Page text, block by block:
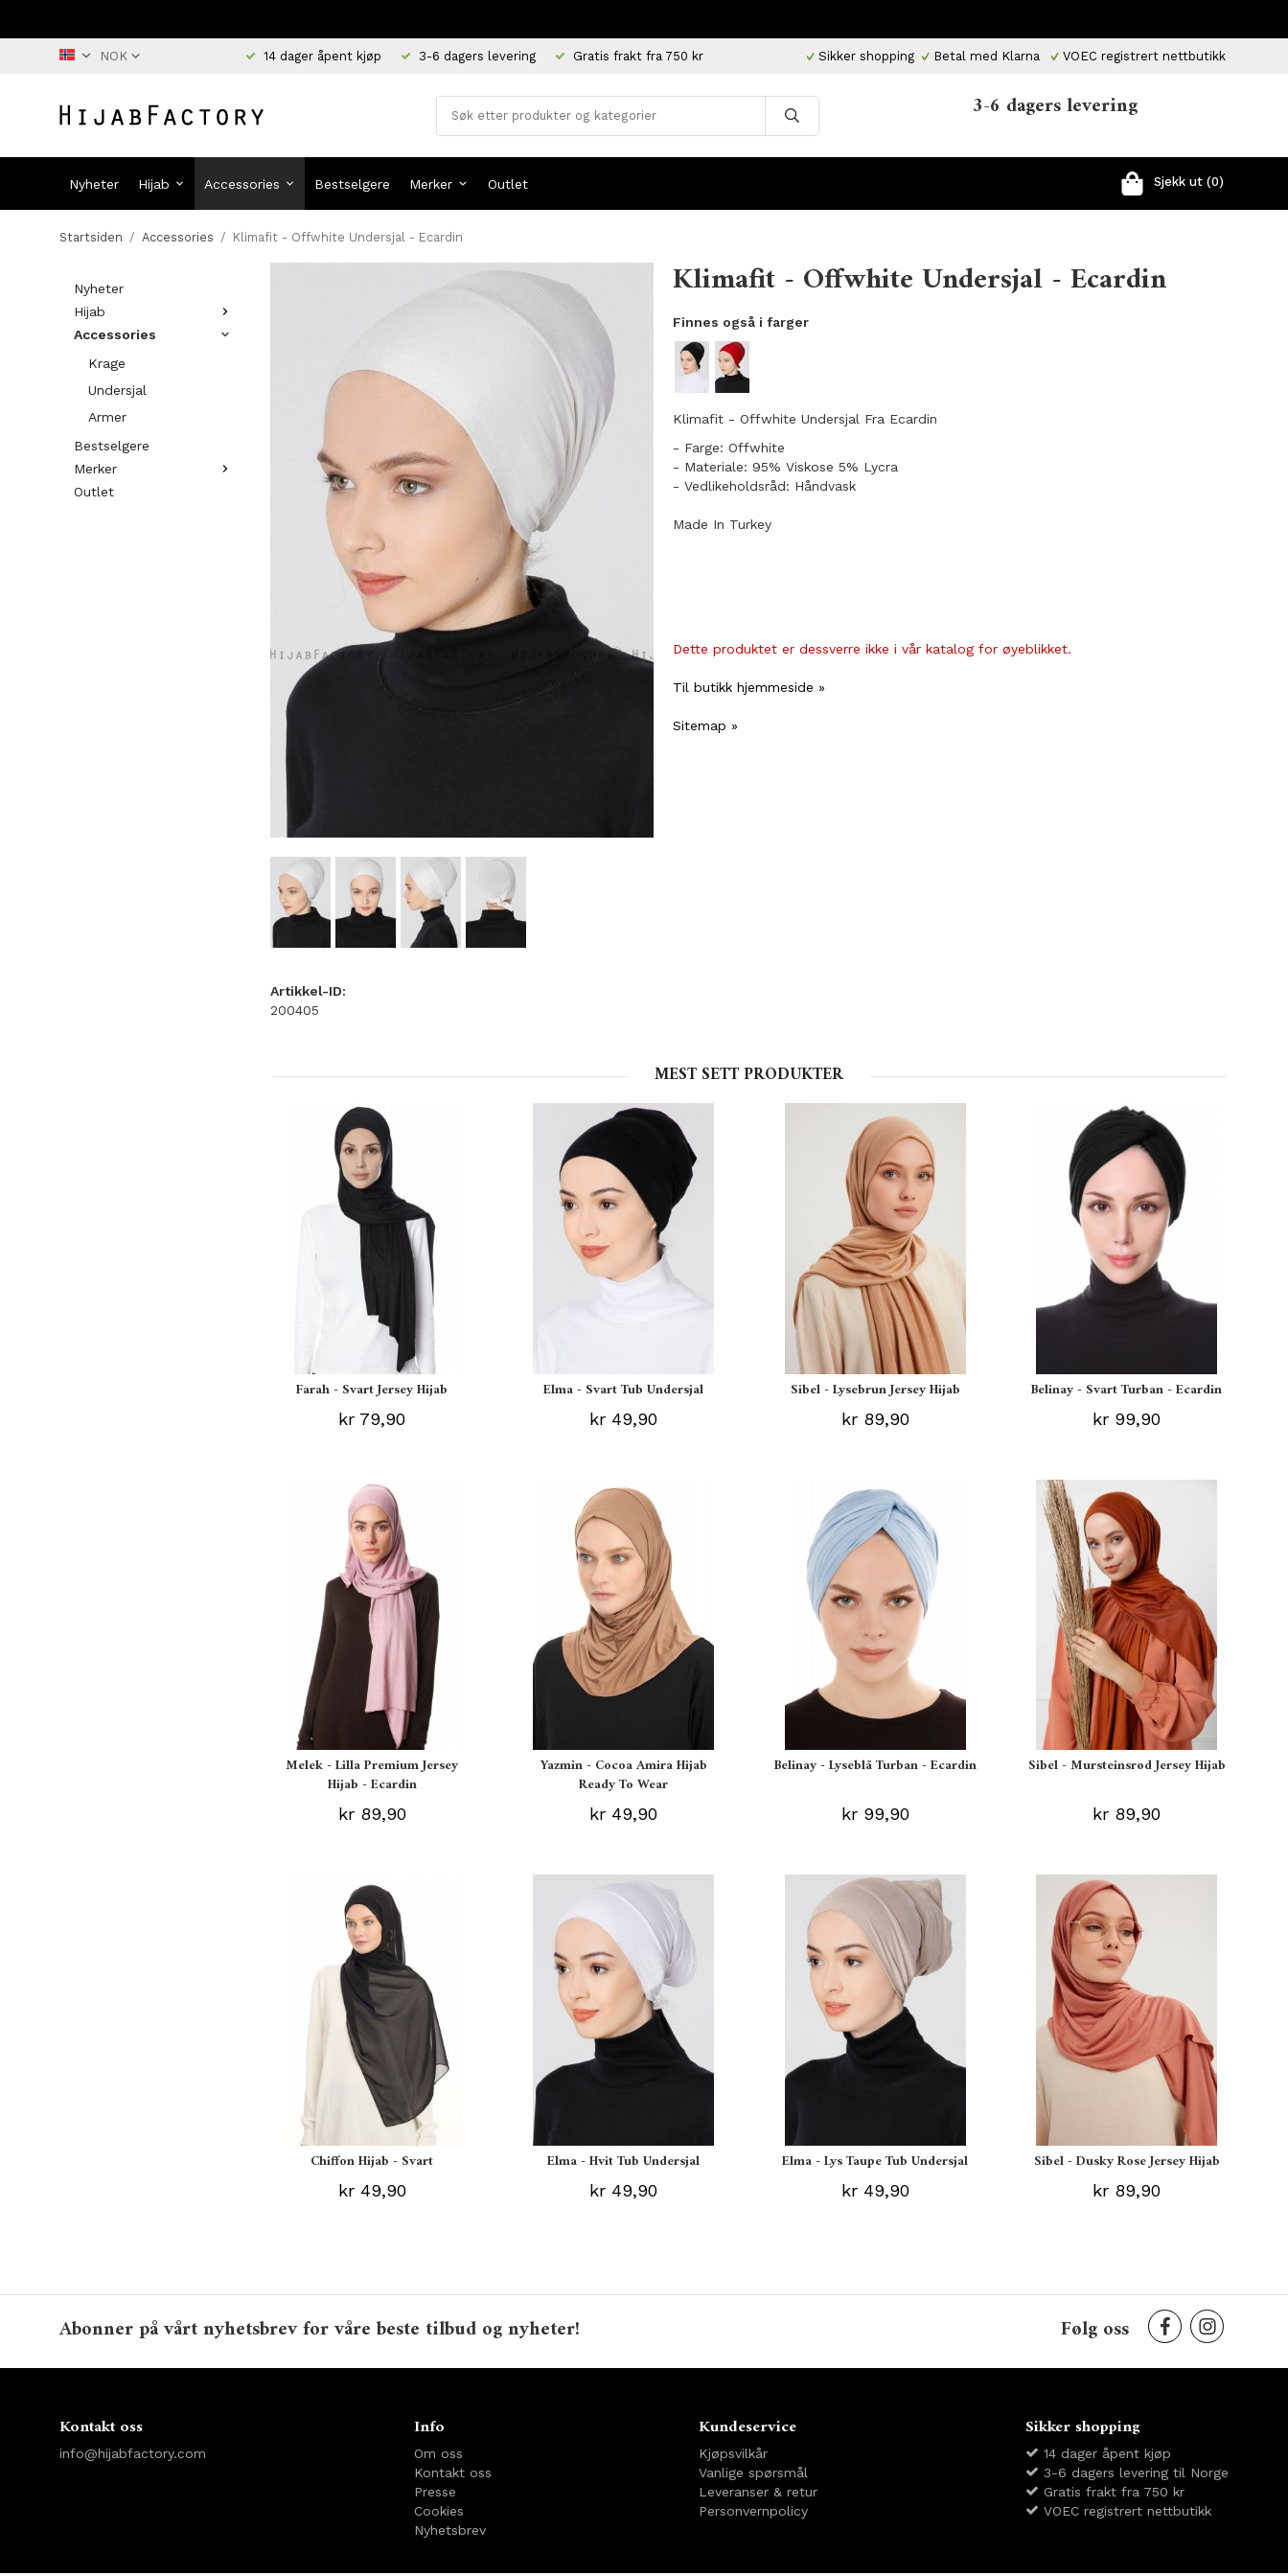
14 dager åpent kjøp 3-6 dagers levering Gratis frakt fra 750 kr Sikker shopping Betal med Klarna VOEC registrert nettbutikk
3-6 dagers levering
Nyheter Hijab Accessories Bestselgere Merker Outlet Sjekk ut (0)
Startsiden / Accessories / Klimafit - Offwhite Undersjal - Ecardin
Nyheter
Hijab
Accessories
Krage
Undersjal
Armer
Bestselgere
Merker
Outlet
Klimafit - Offwhite Undersjal - Ecardin
Finnes også i farger
Klimafit - Offwhite Undersjal Fra Ecardin
- Farge: Offwhite
- Materiale: 95% Viskose 5% Lycra
- Vedlikeholdsråd: Håndvask
Made In Turkey
Dette produktet er dessverre ikke i vår katalog for øyeblikket.
Til butikk hjemmeside »
Sitemap »
Artikkel-ID:
200405
MEST SETT PRODUKTER
Farah - Svart Jersey Hijab
kr 79,90
Elma - Svart Tub Undersjal
kr 49,90
Sibel - Lysebrun Jersey Hijab
kr 89,90
Belinay - Svart Turban - Ecardin
kr 99,90
Melek - Lilla Premium Jersey
Hijab - Ecardin
kr 89,90
Yazmin - Cocoa Amira Hijab
Ready To Wear
kr 49,90
Belinay - Lyseblå Turban - Ecardin
kr 99,90
Sibel - Mursteinsrød Jersey Hijab
kr 89,90
Chiffon Hijab - Svart
kr 49,90
Elma - Hvit Tub Undersjal
kr 49,90
Elma - Lys Taupe Tub Undersjal
kr 49,90
Sibel - Dusky Rose Jersey Hijab
kr 89,90
Abonner på vårt nyhetsbrev for våre beste tilbud og nyheter! Følg oss
Kontakt oss
info@hijabfactory.com
Info
Om oss
Kontakt oss
Presse
Cookies
Nyhetsbrev
Kundeservice
Kjøpsvilkår
Vanlige spørsmål
Leveranser & retur
Personvernpolicy
Sikker shopping
14 dager åpent kjøp
3-6 dagers levering til Norge
Gratis frakt fra 750 kr
VOEC registrert nettbutikk